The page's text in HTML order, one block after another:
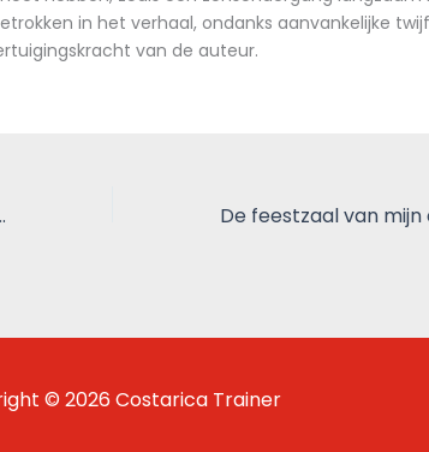
in het verhaal, ondanks aanvankelijke
van de auteur.
Kindle Ebook
© 2026 Costarica Trainer